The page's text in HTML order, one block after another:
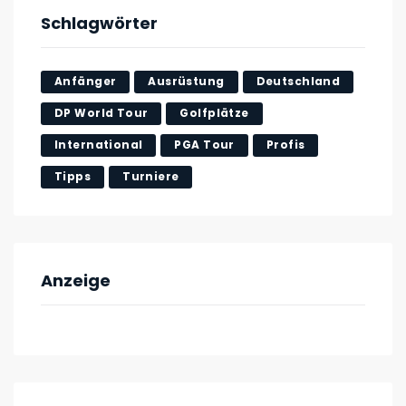
Schlagwörter
Anfänger Ausrüstung Deutschland
DP World Tour Golfplätze
International PGA Tour Profis
Tipps Turniere
Anzeige